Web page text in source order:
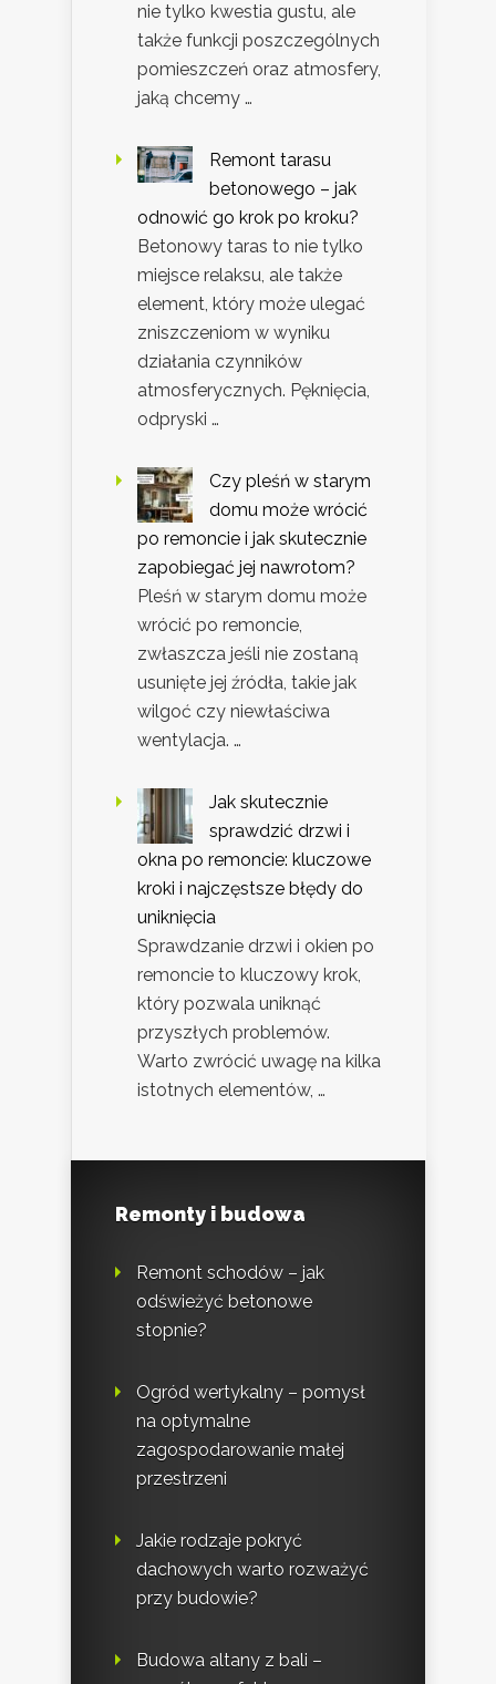
nie tylko kwestia gustu, ale
także funkcji poszczególnych
pomieszczeń oraz atmosfery,
jaką chcemy …
Remont tarasu
betonowego – jak
odnowić go krok po kroku?
Betonowy taras to nie tylko
miejsce relaksu, ale także
element, który może ulegać
zniszczeniom w wyniku
działania czynników
atmosferycznych. Pęknięcia,
odpryski …
Czy pleśń w starym
domu może wrócić
po remoncie i jak skutecznie
zapobiegać jej nawrotom?
Pleśń w starym domu może
wrócić po remoncie,
zwłaszcza jeśli nie zostaną
usunięte jej źródła, takie jak
wilgoć czy niewłaściwa
wentylacja. …
Jak skutecznie
sprawdzić drzwi i
okna po remoncie: kluczowe
kroki i najczęstsze błędy do
uniknięcia
Sprawdzanie drzwi i okien po
remoncie to kluczowy krok,
który pozwala uniknąć
przyszłych problemów.
Warto zwrócić uwagę na kilka
istotnych elementów, …
Remonty i budowa
Remont schodów – jak
odświeżyć betonowe
stopnie?
Ogród wertykalny – pomysł
na optymalne
zagospodarowanie małej
przestrzeni
Jakie rodzaje pokryć
dachowych warto rozważyć
przy budowie?
Budowa altany z bali –